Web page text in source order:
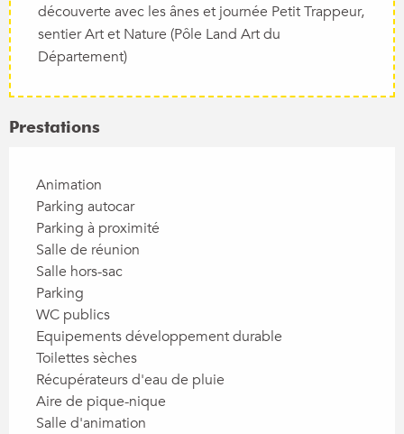
découverte avec les ânes et journée Petit Trappeur,
sentier Art et Nature (Pôle Land Art du
Département)
Prestations
Animation
Parking autocar
Parking à proximité
Salle de réunion
Salle hors-sac
Parking
WC publics
Equipements développement durable
Toilettes sèches
Récupérateurs d'eau de pluie
Aire de pique-nique
Salle d'animation